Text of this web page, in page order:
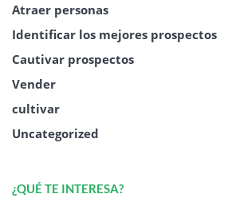
Atraer personas
Identificar los mejores prospectos
Cautivar prospectos
Vender
cultivar
Uncategorized
¿QUÉ TE INTERESA?